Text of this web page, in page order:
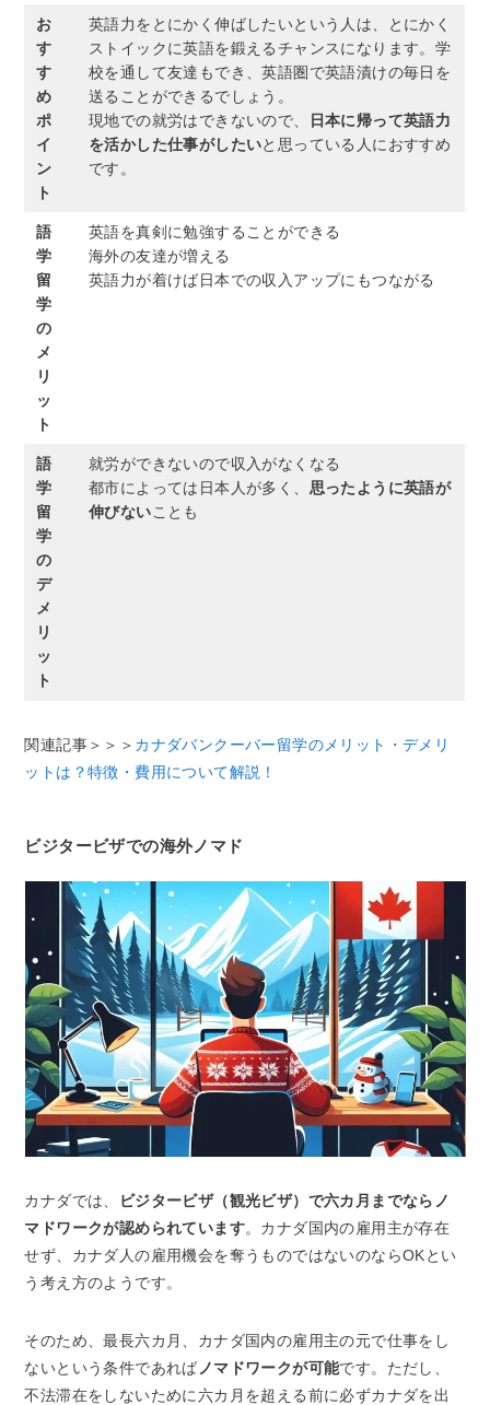
お
す
す
め
ポ
イ
ン
ト
英語力をとにかく伸ばしたいという人は、とにかく
ストイックに英語を鍛えるチャンスになります。学
校を通して友達もでき、英語圏で英語漬けの毎日を
送ることができるでしょう。
現地での就労はできないので、
日本に帰って英語力
を活かした仕事がしたいと思っている人におすすめ
です。
語
学
留
学
の
メ
リ
ッ
ト
英語を真剣に勉強することができる
海外の友達が増える
英語力が着けば日本での収入アップにもつながる
語
学
留
学
の
デ
メ
リ
ッ
ト
就労ができないので収入がなくなる
都市によっては日本人が多く、 思ったように英語が
伸びないことも
関連記事＞＞＞ カナダバンクーバー留学のメリット・デメリ
ットは？特徴・費用について解説！
ビジタービザでの海外ノマド
カナダでは、
ビジタービザ（観光ビザ）で六カ月までならノ
マドワークが認められています。カナダ国内の雇用主が存在
せず、カナダ人の雇用機会を奪うものではないのならOKとい
う考え方のようです。
そのため、最長六カ月、カナダ国内の雇用主の元で仕事をし
ないという条件であれば ノマドワークが可能です。ただし、
不法滞在をしないために六カ月を超える前に必ずカナダを出